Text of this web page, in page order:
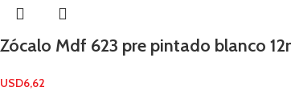
Zócalo Mdf 623 pre pintado blanco
USD6,62